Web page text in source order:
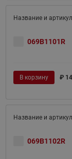
069B1101R
В корзину ₽
069B1102R